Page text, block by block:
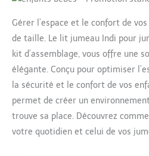
Gérer l’espace et le confort de
de taille. Le lit jumeau Indi pour
kit d’assemblage, vous offre une
élégante. Conçu pour optimiser
la sécurité et le confort de vos
permet de créer un
trouve sa place. Découvrez
votre quotidien et celui de vos